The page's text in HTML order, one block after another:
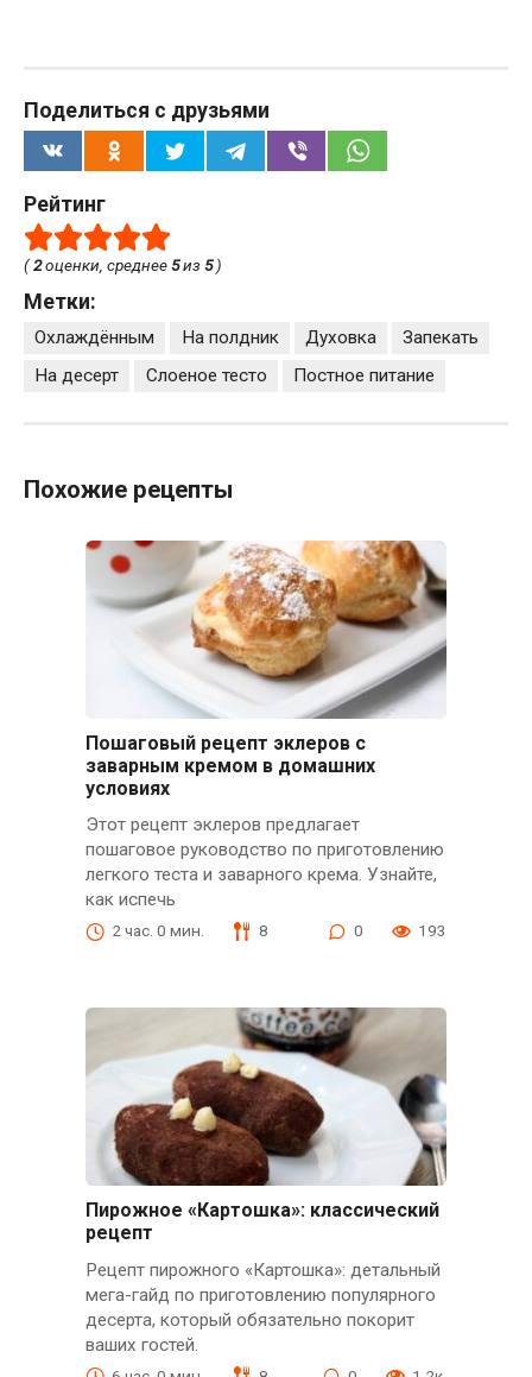
Поделиться с друзьями
Рейтинг
(2оценки, среднее5из 5)
Метки:
Охлаждённым На полдник Духовка
Запекать
На десерт
Слоеное тесто Постное питание
Похожие рецепты
Пошаговый рецепт эклеров с
заварным кремом в домашних
условиях
Этот рецепт эклеров предлагает
пошаговое руководство по приготовлению
легкого теста и заварного крема. Узнайте,
как испечь
2 час. 0 мин. 8 0 193
Пирожное «Картошка»: классический
рецепт
Рецепт пирожного «Картошка»: детальный
мега-гайд по приготовлению популярного
десерта, который обязательно покорит
ваших гостей.